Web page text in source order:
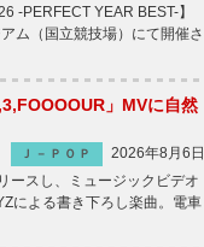
-PERFECT YEAR BEST-】
ム（国立競技場）にて開催さ
」MVに自然
Ｊ－ＰＯＰ
2026年8月6日
ースし、ミュージックビデオ
による書き下ろし楽曲。電車